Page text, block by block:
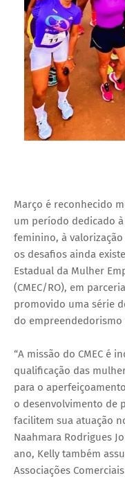
Março é reconhecido
um período dedicado
feminino, à
os desafios ainda
Estadual da Mulher
(CMEC/RO), em
promovido uma série
do
“A missão do CMEC é
qualificação das
para o
o desenvolvimento de
facilitem sua atuação
Naahmara Rodrigues
ano, Kelly também
Associações